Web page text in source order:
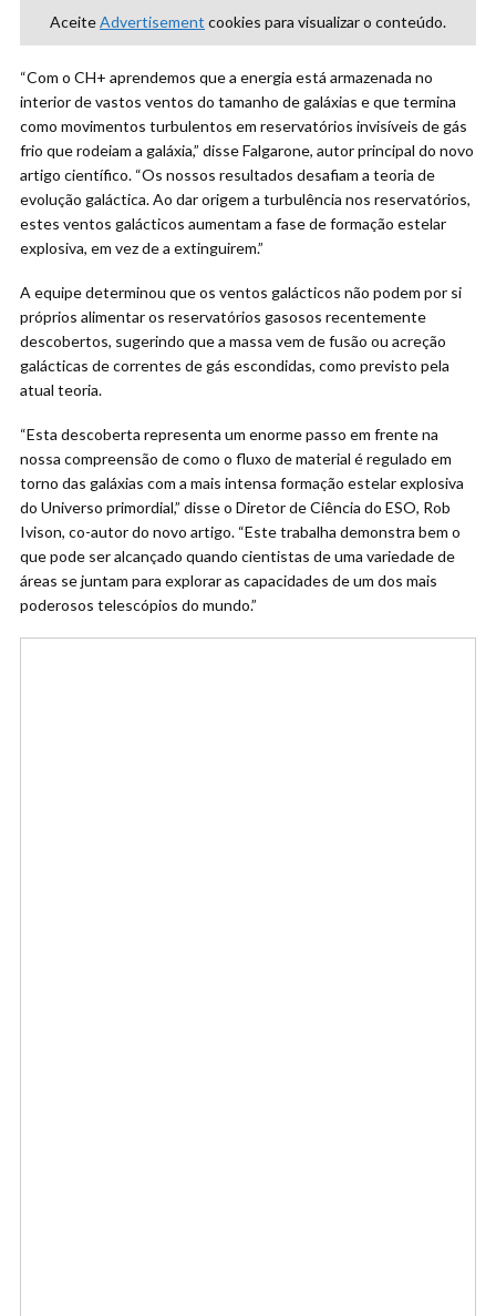
AceiteAdvertisement cookies para visualizar o conteúdo.
“Com o CH+ aprendemos que a energia está armazenada no
interior de vastos ventos do tamanho de galáxias e que termina
como movimentos turbulentos em reservatórios invisíveis de gás
frio que rodeiam a galáxia,” disse Falgarone, autor principal do novo
artigo científico. “Os nossos resultados desafiam a teoria de
evolução galáctica. Ao dar origem a turbulência nos reservatórios,
estes ventos galácticos aumentam a fase de formação estelar
explosiva, em vez de a extinguirem.”
A equipe determinou que os ventos galácticos não podem por si
próprios alimentar os reservatórios gasosos recentemente
descobertos, sugerindo que a massa vem de fusão ou acreção
galácticas de correntes de gás escondidas, como previsto pela
atual teoria.
“Esta descoberta representa um enorme passo em frente na
nossa compreensão de como o fluxo de material é regulado em
torno das galáxias com a mais intensa formação estelar explosiva
do Universo primordial,” disse o Diretor de Ciência do ESO, Rob
Ivison, co-autor do novo artigo. “Este trabalha demonstra bem o
que pode ser alcançado quando cientistas de uma variedade de
áreas se juntam para explorar as capacidades de um dos mais
poderosos telescópios do mundo.”